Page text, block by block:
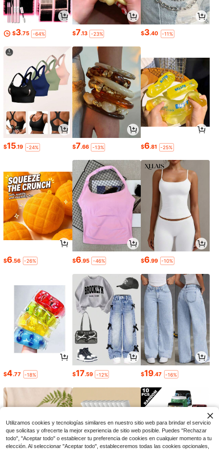
$3.75 -64% $7.13 -23% $3.40 -11%
$15.19 -24% $7.66 -13% $6.81 -25%
$6.56 -26% $6.95 -46% $6.99 -10%
$4.77 -18% $17.59 -12% $19.47 -16%
Utilizamos cookies y tecnologías similares en nuestro sitio web para brindar el servicio
que solicitas y ofrecerte la mejor experiencia de sitio web posible. Puedes "Rechazar
todo", "Aceptar todo" o establecer tu preferencia de cookies en cualquier momento a tu
elección. Al seleccionar "Aceptar todo", estableceremos todas las cookies opcionales,